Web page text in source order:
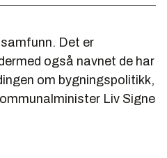
Det er
også navnet de har
om bygningspolitikk,
Liv Signe